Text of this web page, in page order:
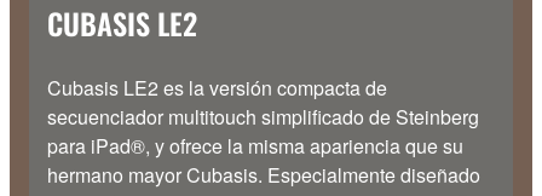
CUBASIS LE2
Cubasis LE2 es la versión compacta de
secuenciador multitouch simplificado de Steinberg
para iPad®, y ofrece la misma apariencia que su
hermano mayor Cubasis. Especialmente diseñado